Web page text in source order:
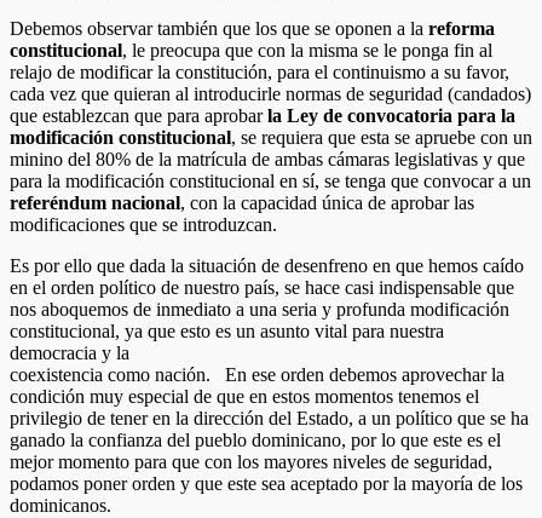
Debemos observar también que los que se oponen a la reforma
constitucional, le preocupa que con la misma se le ponga fin al
relajo de modificar la constitución, para el continuismo a su favor,
cada vez que quieran al introducirle normas de seguridad (candados)
que establezcan que para aprobarla Ley de convocatoria para la
modificación constitucional, se requiera que esta se apruebe con un
minino del 80% de la matrícula de ambas cámaras legislativas y que
para la modificación constitucional en sí, se tenga que convocar a un
referéndum nacional, con la capacidad única de aprobar las
modificaciones que se introduzcan.
Es por ello que dada la situación de desenfreno en que hemos caído
en el orden político de nuestro país, se hace casi indispensable que
nos aboquemos de inmediato a una seria y profunda modificación
constitucional, ya que esto es un asunto vital para nuestra
democracia y la
coexistencia como nación. En ese orden debemos aprovechar la
condición muy especial de que en estos momentos tenemos el
privilegio de tener en la dirección del Estado, a un político que se ha
ganado la confianza del pueblo dominicano, por lo que este es el
mejor momento para que con los mayores niveles de seguridad,
podamos poner orden y que este sea aceptado por la mayoría de los
dominicanos.